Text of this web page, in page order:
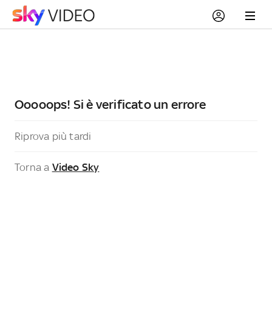
Ooooops! Si è verificato un errore
Riprova più tardi
Torna a Video Sky